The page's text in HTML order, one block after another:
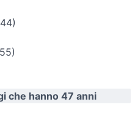
che hanno 47 anni